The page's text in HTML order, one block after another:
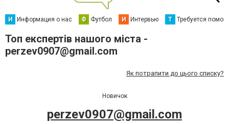
И Информация о нас Ф Футбол И Интервью Т Требуется
Топ експертів нашого міста -
perzev0907@gmail.com
Як потрапити до цього списку?
Новичок
perzev0907@gmail.com